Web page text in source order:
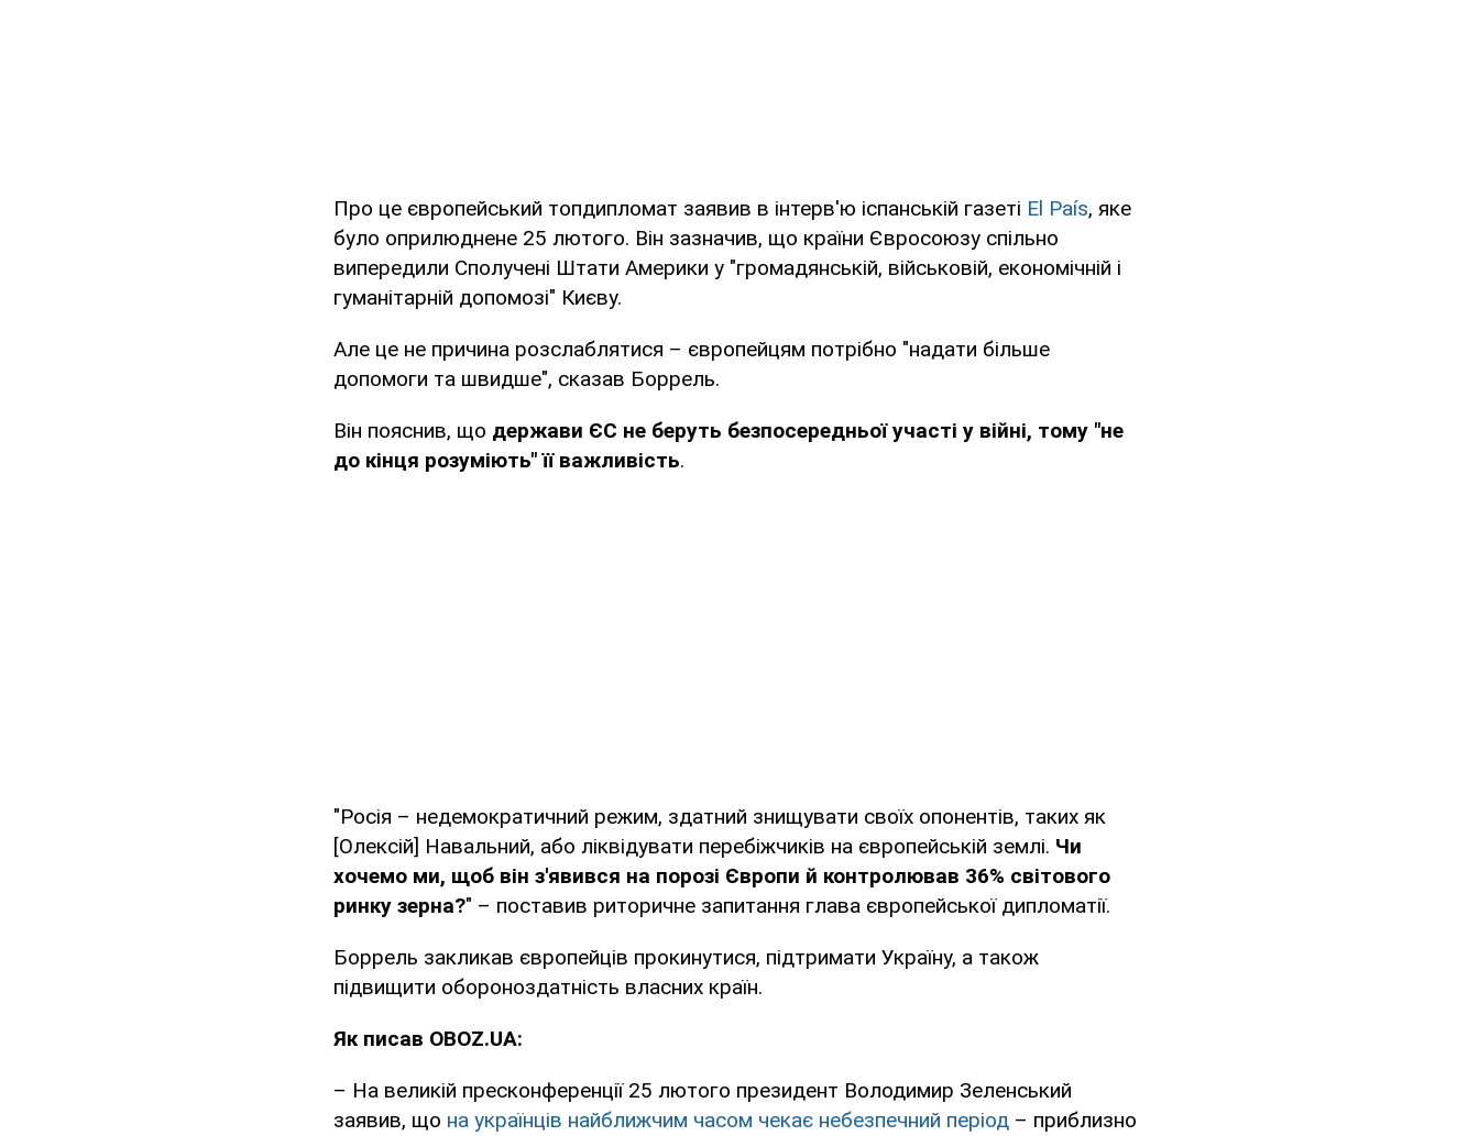
Про це європейський топдипломат заявив в інтерв'ю іспанській газеті El País, яке
було оприлюднене 25 лютого. Він зазначив, що країни Євросоюзу спільно
випередили Сполучені Штати Америки у "громадянській, військовій, економічній і
гуманітарній допомозі" Києву.
Але це не причина розслаблятися – європейцям потрібно "надати більше
допомоги та швидше", сказав Боррель.
Він пояснив, що держави ЄС не беруть безпосередньої участі у війні, тому "не
до кінця розуміють" її важливість.
"Росія – недемократичний режим, здатний знищувати своїх опонентів, таких як
[Олексій] Навальний, або ліквідувати перебіжчиків на європейській землі. Чи
хочемо ми, щоб він з'явився на порозі Європи й контролював 36% світового
ринку зерна?" – поставив риторичне запитання глава європейської дипломатії.
Боррель закликав європейців прокинутися, підтримати Україну, а також
підвищити обороноздатність власних країн.
Як писав OBOZ.UA:
– На великій пресконференції 25 лютого президент Володимир Зеленський
заявив, що на українців найближчим часом чекає небезпечний період – приблизно